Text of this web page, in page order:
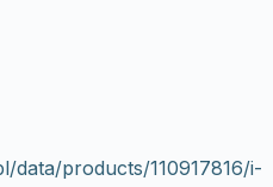
data/products/110917816/i-